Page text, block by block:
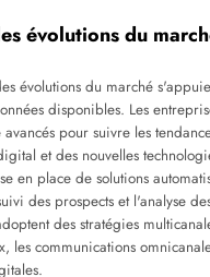
évolutions du
évolutions du marché
disponibles. Les
pour suivre les
et des nouvelles
en place de solutions
des prospects et l'analyse
des stratégies
les communications